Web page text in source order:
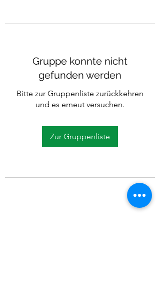
Gruppe konnte nicht
gefunden werden
Bitte zur Gruppenliste zurückkehren
und es erneut versuchen.
Zur Gruppenliste